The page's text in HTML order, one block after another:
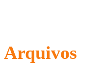
Arquivos